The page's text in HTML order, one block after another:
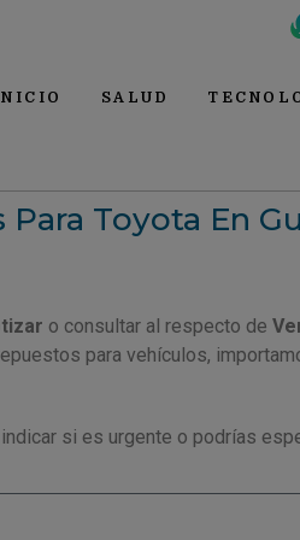
SALUD
Toyota En
o consultar al respecto de
para vehículos,
si es urgente o podrías